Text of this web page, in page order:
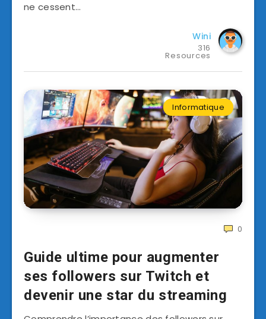
ne cessent…
Wini
316
Resources
Informatique
0
Guide ultime pour augmenter
ses followers sur Twitch et
devenir une star du streaming